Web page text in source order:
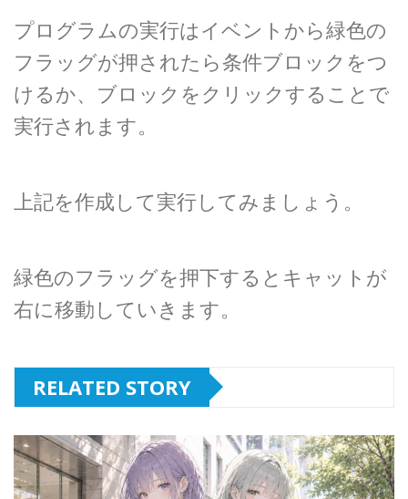
プログラムの実行はイベントから緑色の
フラッグが押されたら条件ブロックをつ
けるか、ブロックをクリックすることで
実行されます。
上記を作成して実行してみましょう。
緑色のフラッグを押下するとキャットが
右に移動していきます。
RELATED STORY